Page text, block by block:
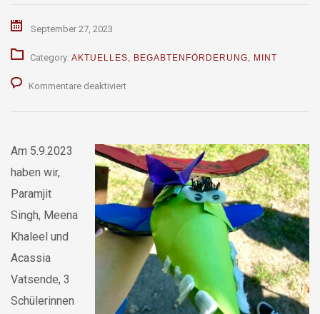
September 27, 2023
Category: AKTUELLES, BEGABTENFÖRDERUNG, MINT
Kommentare deaktiviertfür
Am 5.9.2023
haben wir,
Paramjit
Singh, Meena
Khaleel und
Acassia
Vatsende, 3
Schülerinnen